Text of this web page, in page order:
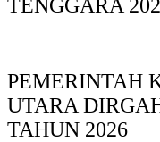
TENGGARA
PEMERINTAH
UTARA
TAHUN 2026